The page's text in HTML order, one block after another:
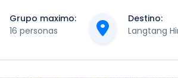
Grupo maximo:
16 personas
Destino:
Langtang